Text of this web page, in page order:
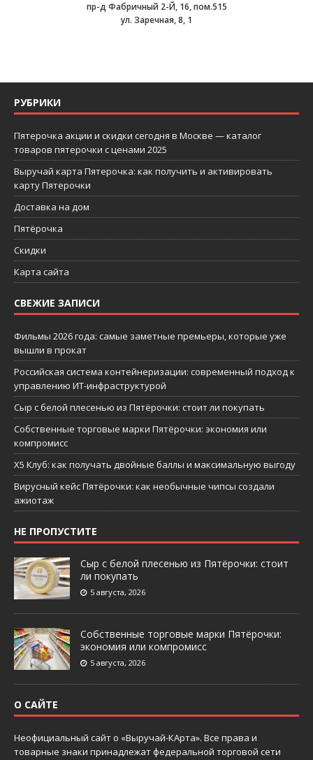
пр-д Фабричный 2-Й, 16, пом.515
ул. Заречная, 8, 1
РУБРИКИ
Пятерочка акции и скидки сегодня в Москве — каталог
товаров пятерочки с ценами 2025
Выручай карта Пятерочка: как получить и активировать
карту Пятерочки
Доставка на дом
Пятёрочка
Скидки
Карта сайта
СВЕЖИЕ ЗАПИСИ
Фильмы 2026 года: самые заметные премьеры, которые уже
вышли в прокат
Российская система контейнеризации: современный подход к
управлению ИТ-инфраструктурой
Сыр с белой плесенью из Пятёрочки: стоит ли покупать
Собственные торговые марки Пятёрочки: экономия или
компромисс
X5 Клуб: как получать двойные баллы и максимальную выгоду
Вирусный кейс Пятёрочки: как необычные чипсы создали
ажиотаж
НЕ ПРОПУСТИТЕ
Сыр с белой плесенью из Пятёрочки: стоит
ли покупать
5 августа, 2026
Собственные торговые марки Пятёрочки:
экономия или компромисс
5 августа, 2026
О САЙТЕ
Неофициальный сайт о «Выручай-КАрта». Все права и
товарные знаки принадлежат федеральной торговой сети